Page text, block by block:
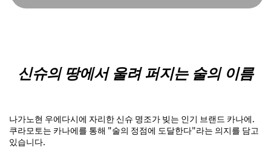
신슈의 땅에서 울려 퍼지는 술의 이름
나가노현 우에다시에 자리한 신슈 명조가 빚는 인기 브랜드 카나에.
쿠라모토는 카나에를 통해 "술의 정점에 도달한다"라는 의지를 담고
있습니다.